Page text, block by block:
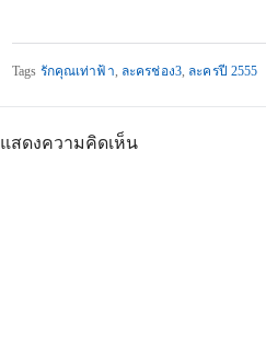
Tags รักคุณเท่าฟ้า, ละครช่อง3, ละครปี 2555
แสดงความคิดเห็น